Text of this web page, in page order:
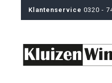
Klantenservice 0320 -